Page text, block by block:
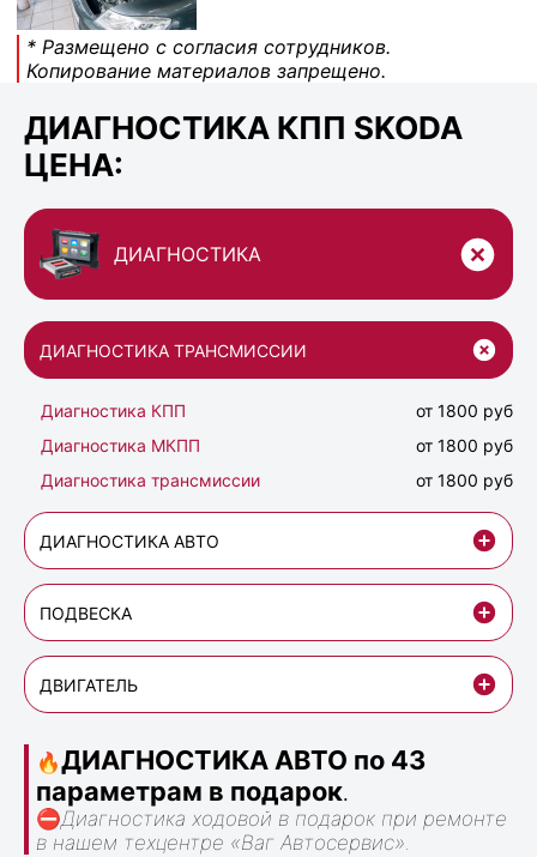
* Размещено с согласия сотрудников.
Копирование материалов запрещено.
ДИАГНОСТИКА КПП SKODA
ЦЕНА:
ДИАГНОСТИКА
ДИАГНОСТИКА ТРАНСМИССИИ
Диагностика КПП
от 1800 руб
Диагностика МКПП
от 1800 руб
Диагностика трансмиссии
от 1800 руб
ДИАГНОСТИКА АВТО
ПОДВЕСКА
ДВИГАТЕЛЬ
🔥ДИАГНОСТИКА АВТО по 43
параметрам в подарок.
⛔Диагностика ходовой в подарок при ремонте
в нашем техцентре «Ваг Автосервис».